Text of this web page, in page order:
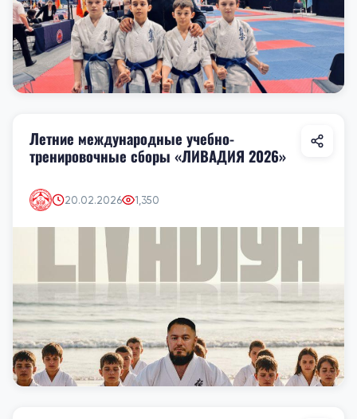
Летние международные учебно-
тренировочные сборы «ЛИВАДИЯ 2026»
20.02.2026 1,350